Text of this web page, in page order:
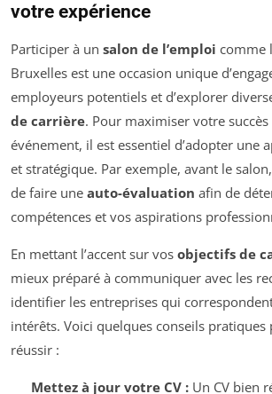
votre expérience
Participer à un salon de l’emploi comme
Bruxelles est une occasion unique
employeurs potentiels et d’explorer
de carrière. Pour maximiser votre
événement, il est essentiel d’adopter une
et stratégique. Par exemple, avant le
de faire une auto-évaluation afin de
compétences et vos aspirations
En mettant l’accent sur vos objectifs de
mieux préparé à communiquer avec les
identifier les entreprises qui
intérêts. Voici quelques conseils pratiques
réussir :
Mettez à jour votre CV :Un CV bien